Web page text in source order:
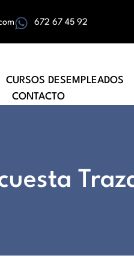
672 67 45 92
CURSOS DESEMPLEADOS
CONTACTO